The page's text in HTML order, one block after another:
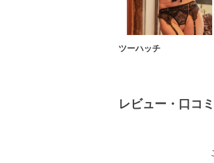
ツーハッチ
レビュー・口コミ